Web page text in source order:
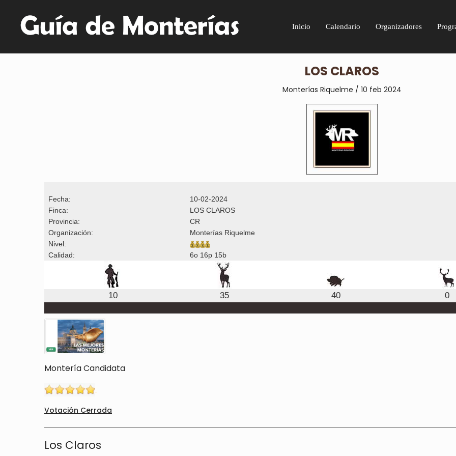
Inicio Calendario Organizadores
LOS CLAROS
Monterías Riquelme / 10 feb 2024
Fecha:
10-02-2024
Finca:
LOS CLAROS
Provincia:
CR
Organización:
Monterías Riquelme
Nivel:
Calidad:
6o 16p 15b
10 35 40 0
Montería Candidata
Votación Cerrada
Los Claros